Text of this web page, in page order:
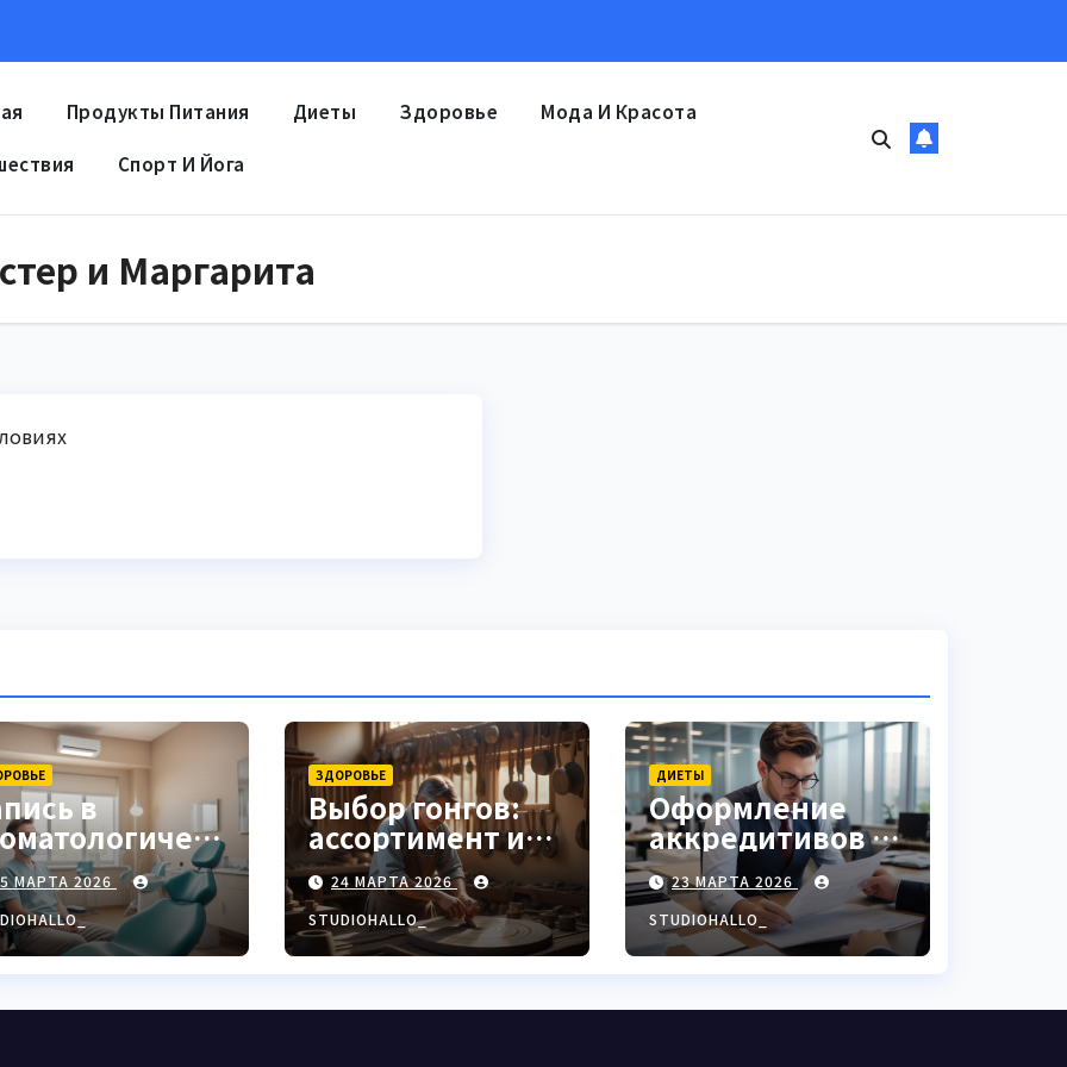
Продукты Питания Диеты Здоровье Мода И Красота
Спорт И Йога
и Маргарита
в
клинику
МАРТА 2026
ЗДОРОВЬЕ
Выбор гонгов:
ассортимент и
характеристики
24 МАРТА 2026
STUDIOHALLO_
ДИЕТЫ
Оформление
аккредитивов в
международной
торговле
23 МАРТА 2026
STUDIOHALLO_